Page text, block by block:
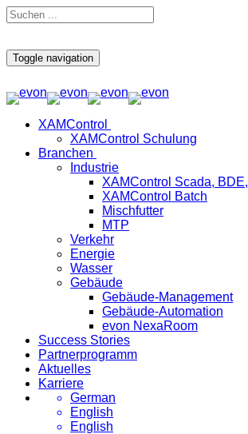
Toggle navigation
XAMControl
XAMControl Schulung
Branchen
Industrie
XAMControl Scada,
XAMControl Batch
Mischfutter
MTP
Verkehr
Energie
Wasser
Gebäude
Gebäude-Management
Gebäude-Automation
evon NexaRoom
Success Stories
Partnerprogramm
Aktuelles
Karriere
German
English
English